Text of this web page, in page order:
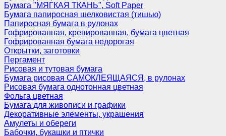
Бумага "МЯГКАЯ ТКАНЬ", Soft Paper
Бумага папиросная шелковистая (тишью)
Папиросная бумага в рулонах
Гофрированная, крепированная, бумага цветная
Гофрированная бумага недорогая
Открытки, заготовки
Пергамент
Рисовая и тутовая бумага
Бумага рисовая САМОКЛЕЯЩАЯСЯ, в рулонах
Рисовая бумага однотонная цветная
Фольга цветная
Бумага для живописи и графики
Декоративные элементы, украшения
Амулеты и обереги
Бабочки, букашки и птички